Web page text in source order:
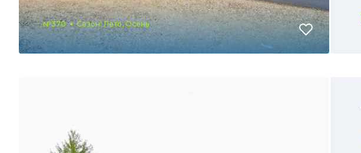
№370 Сезон: Лето, Осень